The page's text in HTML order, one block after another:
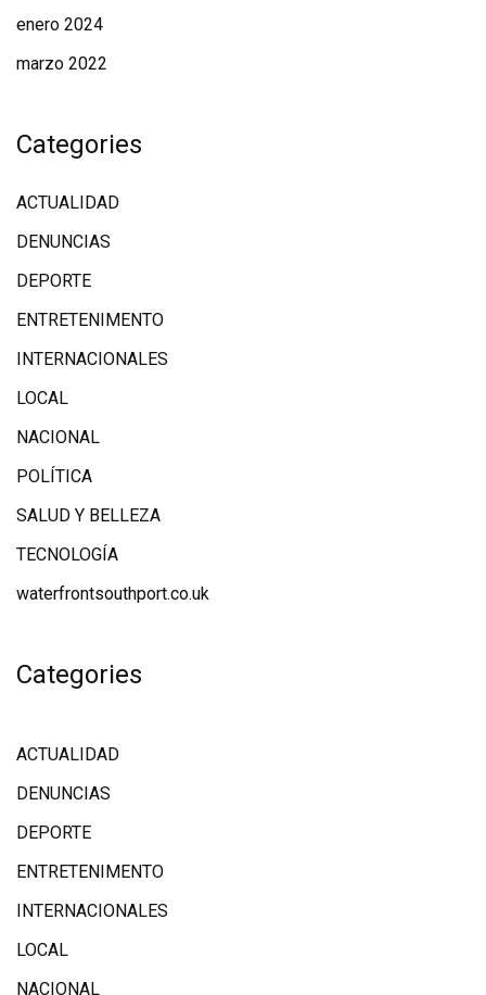
enero 2024
marzo 2022
Categories
ACTUALIDAD
DENUNCIAS
DEPORTE
ENTRETENIMENTO
INTERNACIONALES
LOCAL
NACIONAL
POLÍTICA
SALUD Y BELLEZA
TECNOLOGÍA
waterfrontsouthport.co.uk
Categories
ACTUALIDAD
DENUNCIAS
DEPORTE
ENTRETENIMENTO
INTERNACIONALES
LOCAL
NACIONAL